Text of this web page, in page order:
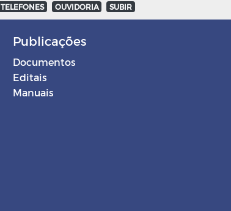
TELEFONES OUVIDORIA SUBIR
Publicações
Documentos
Editais
Manuais